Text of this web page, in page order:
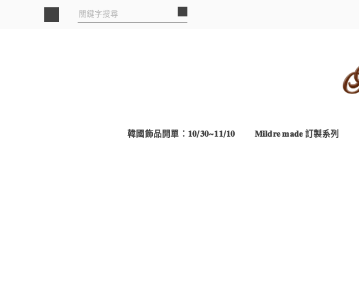
韓國飾品開單：𝟏𝟎/𝟑𝟎~𝟏𝟏/𝟏𝟎 𝐌𝐢𝐥𝐝𝐫𝐞 𝐦𝐚𝐝𝐞 訂製系列